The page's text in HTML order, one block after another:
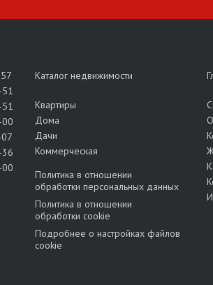
Каталог недвижимости
Квартиры
Дома
Дачи
Коммерческая
Политика в отношении
обработки персональных данных
Политика в отношении
обработки cookie
Подробнее о настройках файлов
cookie